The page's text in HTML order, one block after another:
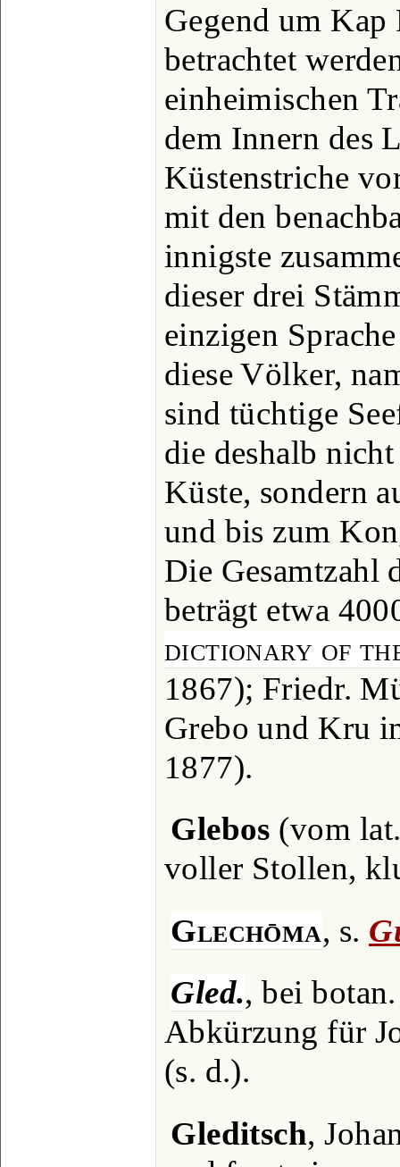
Gegend um Kap
betrachtet
einheimischen
dem Innern des
Küstenstriche
mit den
innigste
dieser drei
einzigen
diese Völker,
sind tüchtige
die deshalb
Küste, sondern
und bis zum
Die Gesamtzahl
beträgt etwa
dictionary of
1867); Friedr.
Grebo und Kru
1877).
Glebos (vom
voller Stollen,
Glechōma, s.
Gled., bei
Abkürzung für
(s. d.).
Gleditsch,